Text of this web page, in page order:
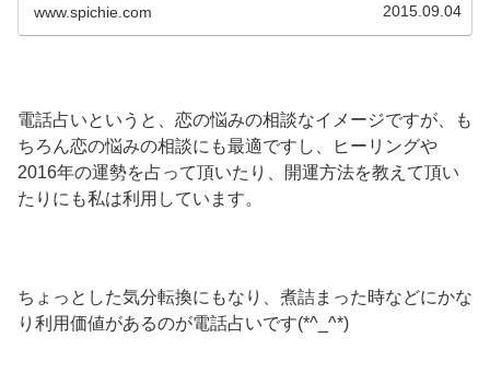
www.spichie.com 2015.09.04
電話占いというと、恋の悩みの相談なイメージですが、も
ちろん恋の悩みの相談にも最適ですし、ヒーリングや
2016年の運勢を占って頂いたり、開運方法を教えて頂い
たりにも私は利用しています。
ちょっとした気分転換にもなり、煮詰まった時などにかな
り利用価値があるのが電話占いです(*^_^*)